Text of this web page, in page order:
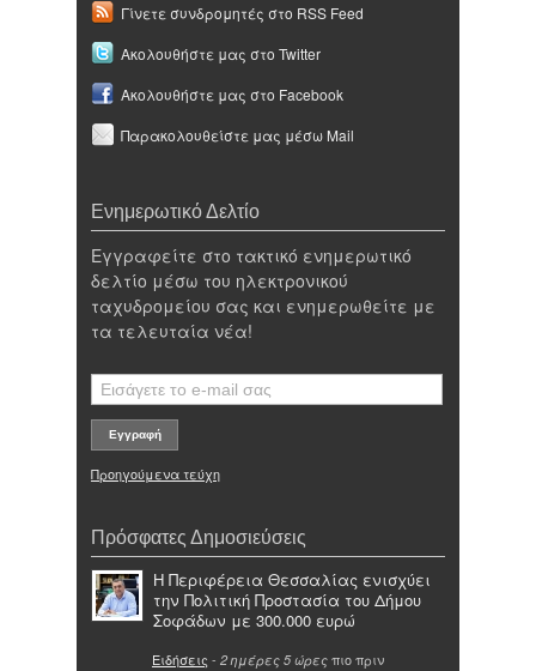
Γίνετε συνδρομητές στο RSS Feed
Ακολουθήστε μας στο Twitter
Ακολουθήστε μας στο Facebook
Παρακολουθείστε μας μέσω Mail
Ενημερωτικό Δελτίο
Εγγραφείτε στο τακτικό ενημερωτικό
δελτίο μέσω του ηλεκτρονικού
ταχυδρομείου σας και ενημερωθείτε με
τα τελευταία νέα!
Προηγούμενα τεύχη
Πρόσφατες Δημοσιεύσεις
Η Περιφέρεια Θεσσαλίας ενισχύει
την Πολιτική Προστασία του Δήμου
Σοφάδων με 300.000 ευρώ
Ειδήσεις - 2 ημέρες 5 ώρες πιο πριν